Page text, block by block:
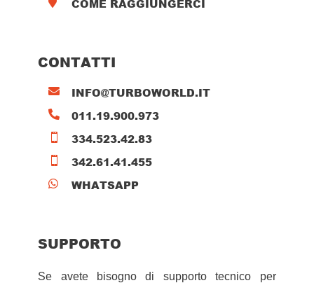
COME RAGGIUNGERCI
CONTATTI
 INFO@TURBOWORLD.IT
 011.19.900.973
 334.523.42.83
 342.61.41.455
 WHATSAPP
SUPPORTO
Se avete bisogno di supporto tecnico per